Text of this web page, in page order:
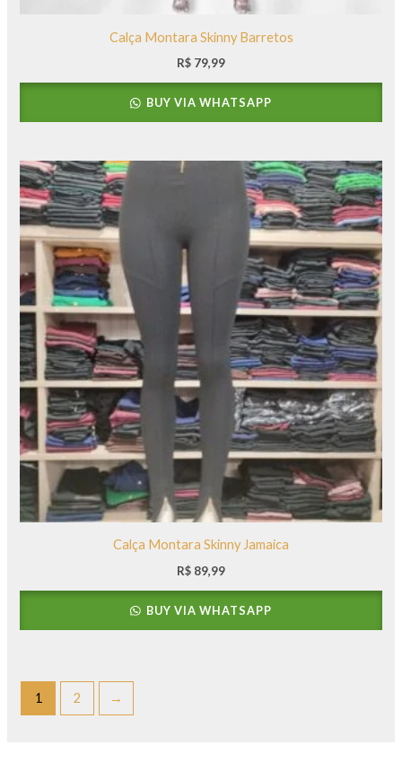
Calça Montara Skinny Barretos
R$ 79,99
BUY VIA WHATSAPP
Calça Montara Skinny Jamaica
R$ 89,99
BUY VIA WHATSAPP
1 2 →